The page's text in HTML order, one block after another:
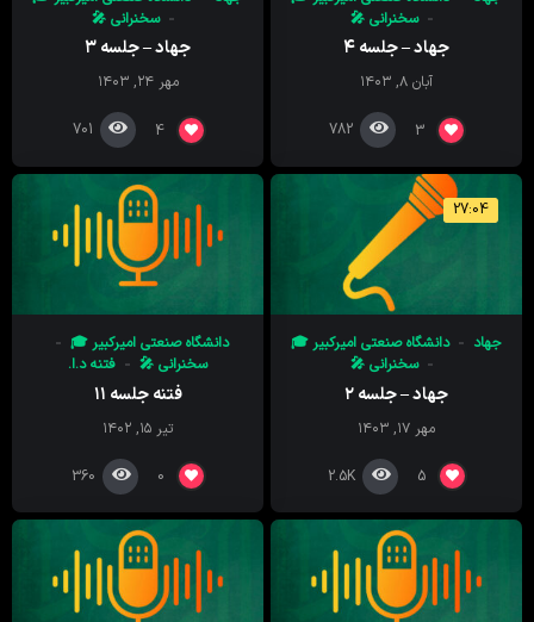
سخنرانی 🎤
جهاد – جلسه ۴
آبان ۸, ۱۴۰۳
3
782
سخنرانی 🎤
جهاد – جلسه ۳
مهر ۲۴, ۱۴۰۳
4
701
27:04
جهاد
دانشگاه صنعتی امیرکبیر 🎓
سخنرانی 🎤
جهاد – جلسه ۲
مهر ۱۷, ۱۴۰۳
5
2.5K
دانشگاه صنعتی امیرکبیر 🎓
سخنرانی 🎤
فتنه د.ا.
فتنه جلسه ۱۱
تیر ۱۵, ۱۴۰۲
0
360